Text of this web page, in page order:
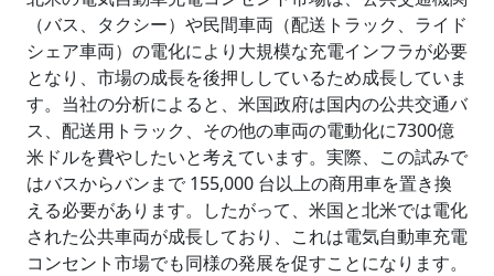
（バス、タクシー）や民間車両（配送トラック、ライド
シェア車両）の電化により大規模な充電インフラが必要
となり、市場の成長を後押ししているため成長していま
す。当社の分析によると、米国政府は国内の公共交通バ
ス、配送用トラック、その他の車両の電動化に7300億
米ドルを費やしたいと考えています。実際、この試みで
はバスからバンまで 155,000 台以上の商用車を置き換
える必要があります。したがって、米国と北米では電化
された公共車両が成長しており、これは電気自動車充電
コンセント市場でも同様の発展を促すことになります。